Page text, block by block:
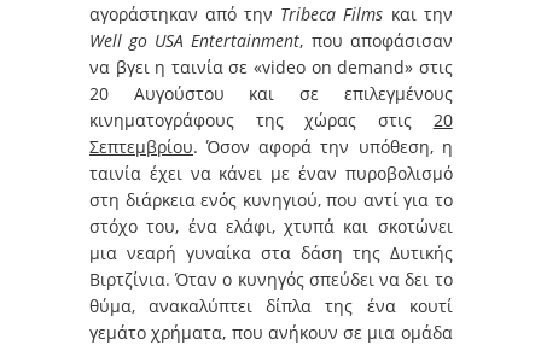
αγοράστηκαν από την Tribeca Films και την
Well go USA Entertainment, που αποφάσισαν
να βγει η ταινία σε «video on demand» στις
20 Αυγούστου και σε επιλεγμένους
κινηματογράφους της χώρας στις 20
Σεπτεμβρίου. Όσον αφορά την υπόθεση, η
ταινία έχει να κάνει με έναν πυροβολισμό
στη διάρκεια ενός κυνηγιού, που αντί για το
στόχο του, ένα ελάφι, χτυπά και σκοτώνει
μια νεαρή γυναίκα στα δάση της Δυτικής
Βιρτζίνια. Όταν ο κυνηγός σπεύδει να δει το
θύμα, ανακαλύπτει δίπλα της ένα κουτί
γεμάτο χρήματα, που ανήκουν σε μια ομάδα